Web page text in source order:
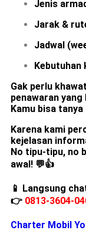
Jenis
Jarak &
Jadwal
Kebutuhan
Gak perlu
penawaran
Kamu bisa
Karena kami
kejelasan
No tipu-tipu, no
awal! 💬👍
📱 Langsung
👉 0813-3604-
Charter Mobil